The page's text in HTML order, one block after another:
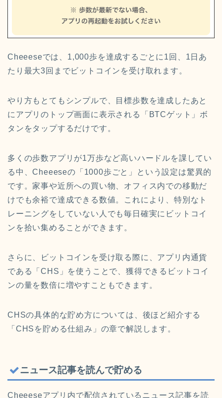
Cheeeseでは、1,000歩を達成するごとに1回、1日あ
たり最大3回までビットコインを受け取れます。
やり方もとてもシンプルで、目標歩数を達成したあと
にアプリのトップ画面に表示される「BTCゲット」ボ
タンをタップするだけです。
多くの歩数アプリが1万歩など高いハードルを課してい
る中、Cheeeseの「1000歩ごと」という設定は驚異的
です。家事や近所への買い物、オフィス内での移動だ
けでも余裕で達成できる数値。これにより、特別なト
レーニングをしていない人でも毎日確実にビットコイ
ンを拾い集めることができます。
さらに、ビットコインを受け取る際に、アプリ内通貨
である「CHS」を使うことで、獲得できるビットコイ
ンの量を数倍に増やすこともできます。
CHSの具体的な貯め方については、後ほど紹介する
「CHSを貯める仕組み」の章で解説します。
ニュース記事を読んで貯める
Cheeeseアプリ内で配信されているニュース記事を読